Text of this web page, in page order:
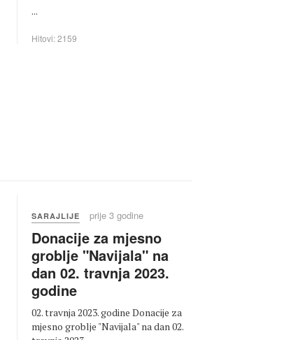
...
Hitovi: 2159
SARAJLIJE prije 3 godine
Donacije za mjesno
groblje "Navijala" na
dan 02. travnja 2023.
godine
02. travnja 2023. godine Donacije za
mjesno groblje "Navijala" na dan 02.